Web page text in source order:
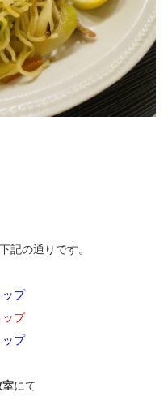
記の通りです。
ップ
ップ
ップ
室にて